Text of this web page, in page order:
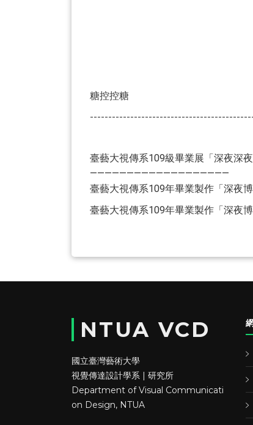
糖控控糖
臺藝大視傳系109級畢業展「深夜深
———————————————————
臺藝大視傳系109年畢業製作「深夜
臺藝大視傳系109年畢業製作「深夜
NTUA VCD
國立臺灣藝術大學
視覺傳達設計學系 | 研究所
Department of Visual Communicati
on Design, NTUA